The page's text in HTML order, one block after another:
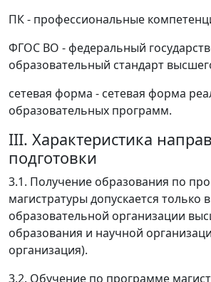
ПК - профессиональные
ФГОС ВО - федеральный
образовательный стандарт
сетевая форма - сетевая форма
образовательных программ.
III. Характеристика
подготовки
3.1. Получение образования по
магистратуры допускается только в
образовательной организации
образования и научной
организация).
3.2. Обучение по программе